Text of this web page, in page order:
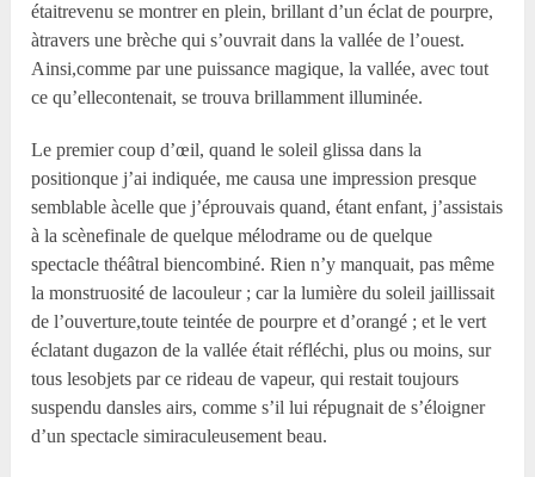
étaitrevenu se montrer en plein, brillant d’un éclat de pourpre,
àtravers une brèche qui s’ouvrait dans la vallée de l’ouest.
Ainsi,comme par une puissance magique, la vallée, avec tout
ce qu’ellecontenait, se trouva brillamment illuminée.
Le premier coup d’œil, quand le soleil glissa dans la
positionque j’ai indiquée, me causa une impression presque
semblable àcelle que j’éprouvais quand, étant enfant, j’assistais
à la scènefinale de quelque mélodrame ou de quelque
spectacle théâtral biencombiné. Rien n’y manquait, pas même
la monstruosité de lacouleur ; car la lumière du soleil jaillissait
de l’ouverture,toute teintée de pourpre et d’orangé ; et le vert
éclatant dugazon de la vallée était réfléchi, plus ou moins, sur
tous lesobjets par ce rideau de vapeur, qui restait toujours
suspendu dansles airs, comme s’il lui répugnait de s’éloigner
d’un spectacle simiraculeusement beau.